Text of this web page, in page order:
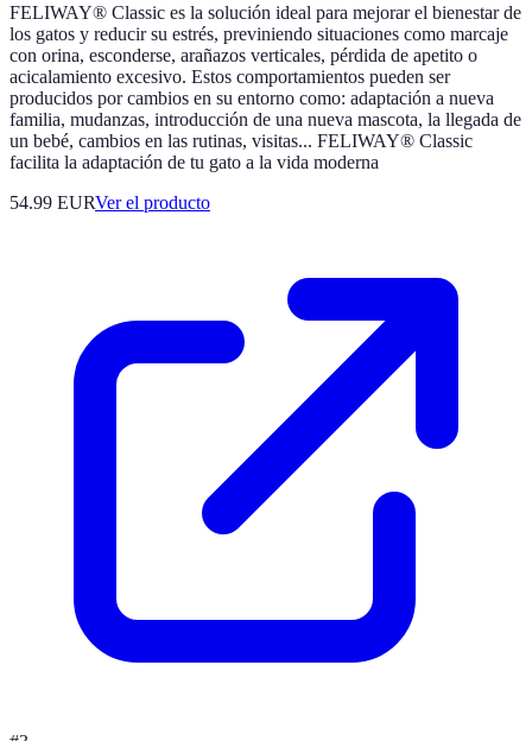
FELIWAY® Classic es la solución ideal para mejorar el bienestar de
los gatos y reducir su estrés, previniendo situaciones como marcaje
con orina, esconderse, arañazos verticales, pérdida de apetito o
acicalamiento excesivo. Estos comportamientos pueden ser
producidos por cambios en su entorno como: adaptación a nueva
familia, mudanzas, introducción de una nueva mascota, la llegada de
un bebé, cambios en las rutinas, visitas... FELIWAY® Classic
facilita la adaptación de tu gato a la vida moderna
54.99 EURVer el producto